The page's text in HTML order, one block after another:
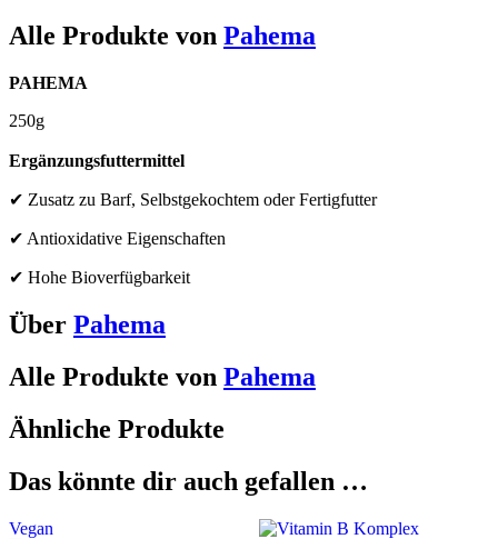
Alle Produkte von Pahema
PAHEMA
250g
Ergänzungsfuttermittel
✔ Zusatz zu Barf, Selbstgekochtem oder Fertigfutter
✔ Antioxidative Eigenschaften
✔ Hohe Bioverfügbarkeit
Über Pahema
Alle Produkte von Pahema
Ähnliche Produkte
Das könnte dir auch gefallen …
Vegan